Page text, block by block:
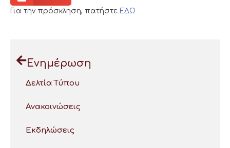
Για την πρόσκληση, πατήστε ΕΔΩ
Ενημέρωση
Δελτία Τύπου
Ανακοινώσεις
Εκδηλώσεις